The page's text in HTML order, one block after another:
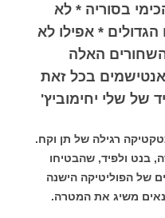
בסוריה * לא
הגדולים * אפילו לא
האלה
בכל זאת
של שלי יחימוביץ'
רגילה של תן וקח.
בנט ולפיד, שהבטיחו
של הפוליטיקה הישנה
משיג את המטרה.